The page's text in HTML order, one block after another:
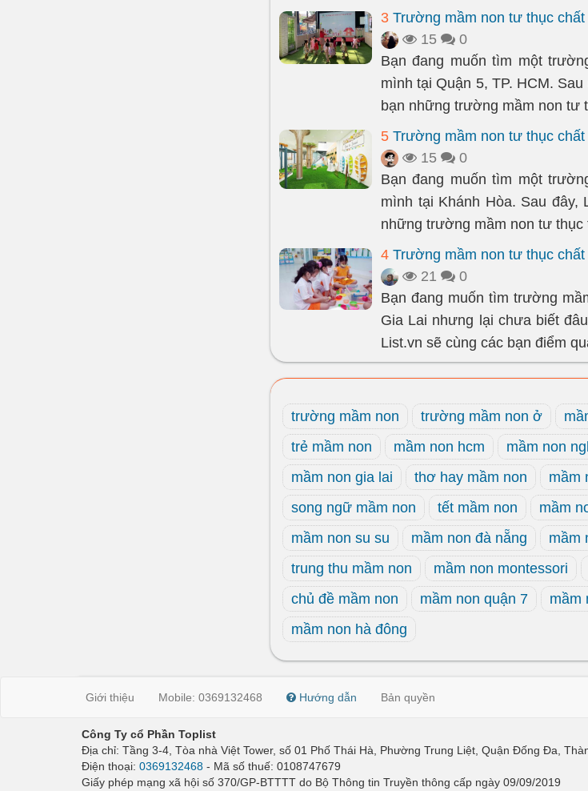
3 Trường mầm non tư thục
15
0
Bạn đang muốn tìm một
mình tại Quận 5, TP. HCM.
bạn những trường mầm non tư
5 Trường mầm non tư thục
15
0
Bạn đang muốn tìm một
mình tại Khánh Hòa. Sau
những trường mầm non tư thục
4 Trường mầm non tư thục
21
0
Bạn đang muốn tìm trường
Gia Lai nhưng lại chưa biết
List.vn sẽ cùng các bạn điểm
trường mầm non trường mầm non ở
trẻ mầm non
mầm non hcm mầm non
mầm non gia lai
thơ hay mầm non mầm
song ngữ mầm non
tết mầm non mầm
mầm non su su
mầm non đà nẵng mầm
trung thu mầm non
mầm non montessori
chủ đề mầm non
mầm non quận 7 mầm
mầm non hà đông
Giới thiệu Mobile: 0369132468 Hướng dẫn Bản quyền
Công Ty cổ Phần Toplist
Địa chỉ: Tầng 3-4, Tòa nhà Việt Tower, số 01 Phố Thái Hà, Phường Trung Liệt, Quận Đống Đa,
Điện thoại: 0369132468 - Mã số thuế: 0108747679
Giấy phép mạng xã hội số 370/GP-BTTTT do Bộ Thông tin Truyền thông cấp ngày 09/09/2019